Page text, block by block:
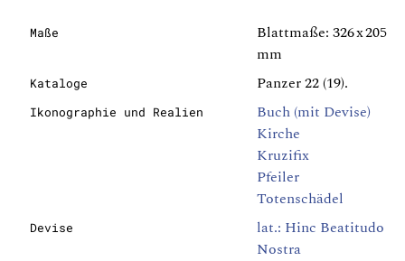
Maße
Blattmaße: 326 x 205
mm
Kataloge Panzer 22 (19).
Ikonographie und Realien
Buch (mit Devise)
Kirche
Kruzifix
Pfeiler
Totenschädel
Devise
lat.: Hinc Beatitudo
Nostra